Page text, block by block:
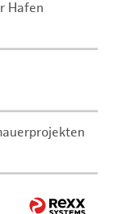
Hafen